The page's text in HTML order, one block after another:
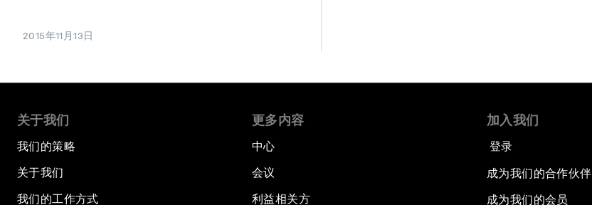
2015年11月13日
关于我们
我们的策略
关于我们
我们的工作方式
更多内容
中心
会议
利益相关方
加入我们
登录
成为我们的合作伙伴
成为我们的会员